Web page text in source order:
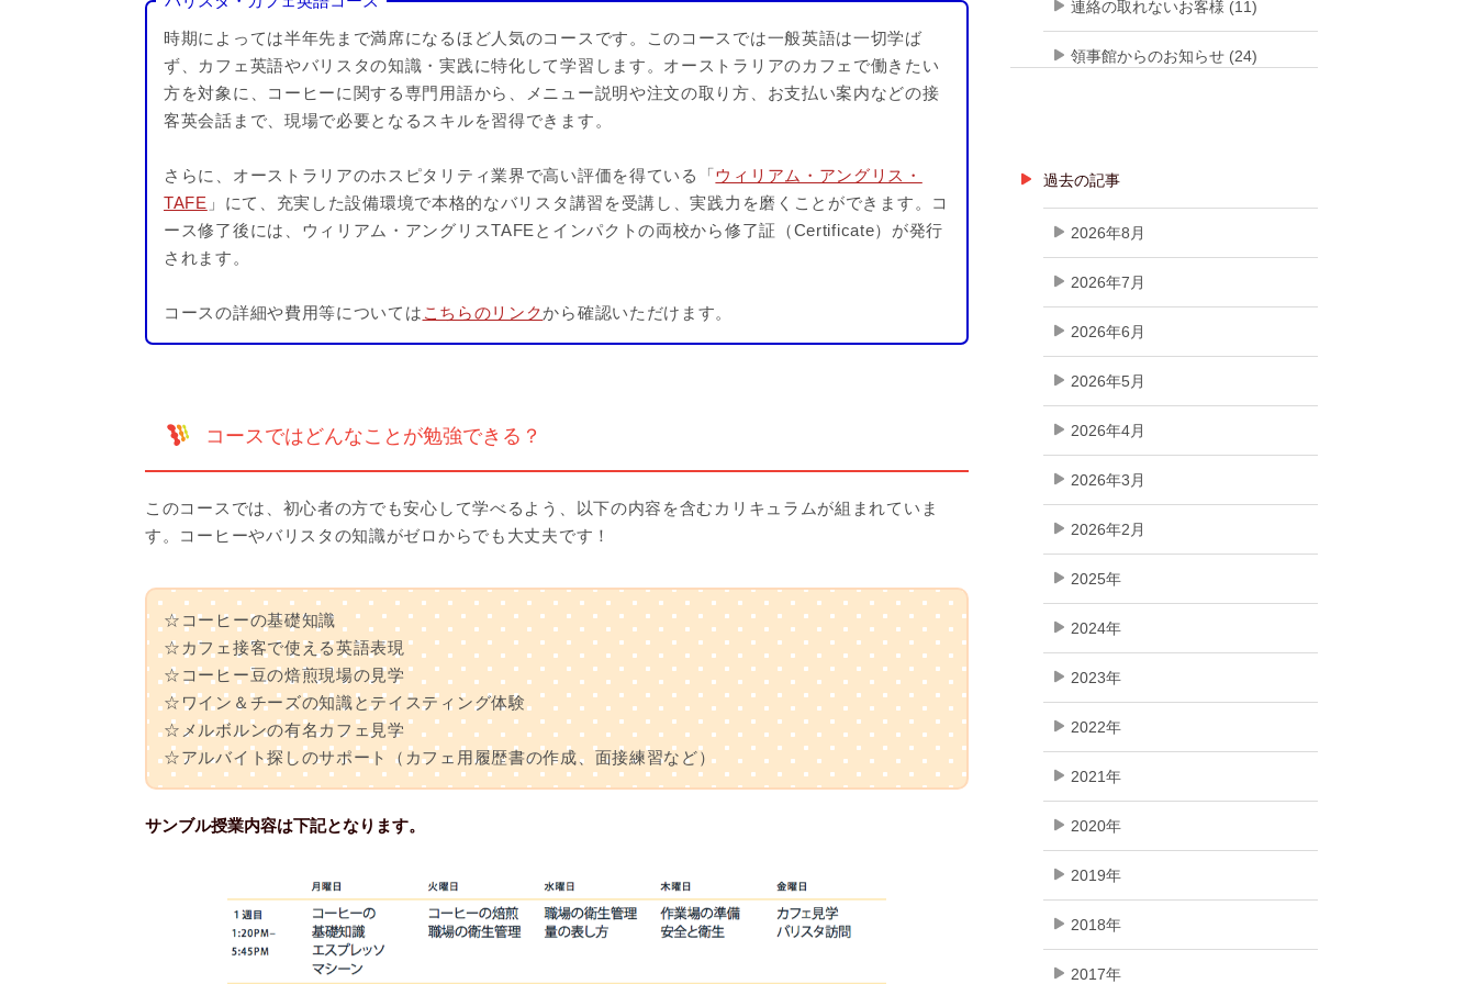
時期によっては半年先まで満席になるほど人気のコースです。このコースでは一般英語は一切学ば
ず、カフェ英語やバリスタの知識・実践に特化して学習します。オーストラリアのカフェで働きたい
方を対象に、コーヒーに関する専門用語から、メニュー説明や注文の取り方、お支払い案内などの接
客英会話まで、現場で必要となるスキルを習得できます。
さらに、オーストラリアのホスピタリティ業界で高い評価を得ている「ウィリアム・アングリス・
TAFE 」にて、充実した設備環境で本格的なバリスタ講習を受講し、実践力を磨くことができます。コ
ース修了後には、ウィリアム・アングリスTAFEとインパクトの両校から修了証（Certificate）が発行
されます。
コースの詳細や費用等については こちらのリンクから確認いただけます。
コースではどんなことが勉強できる？
このコースでは、初心者の方でも安心して学べるよう、以下の内容を含むカリキュラムが組まれていま
す。コーヒーやバリスタの知識がゼロからでも大丈夫です！
☆コーヒーの基礎知識
☆カフェ接客で使える英語表現
☆コーヒー豆の焙煎現場の見学
☆ワイン＆チーズの知識とテイスティング体験
☆メルボルンの有名カフェ見学
☆アルバイト探しのサポート（カフェ用履歴書の作成、面接練習など）
サンブル授業内容は下記となります。
連絡の取れないお客様 (11)
領事館からのお知らせ (24)
過去の記事
2026年8月
2026年7月
2026年6月
2026年5月
2026年4月
2026年3月
2026年2月
2025年
2024年
2023年
2022年
2021年
2020年
2019年
2018年
2017年